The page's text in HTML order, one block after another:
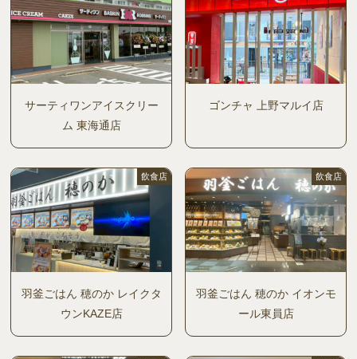
サーティワンアイスクリー
ム 東海通店
ゴンチャ 上野マルイ店
飲食店
羽釜ごはん 穂のか レイクタ
ウンKAZE店
飲食店
羽釜ごはん 穂のか イオンモ
ール東員店